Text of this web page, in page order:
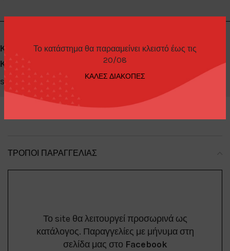
Το κατάστημα θα παρααμείνει κλειστό έως τις
20/08
ΚΑΛΕΣ ΔΙΑΚΟΠΕΣ
Κωδικός προϊόντος:97040-B
Κατηγορίες:
Diecast Cars 1/64 , Greenlight
Share:
ΤΡΌΠΟΙ ΠΑΡΑΓΓΕΛΊΑΣ
Το site θα λειτουργεί προσωρινά ως
κατάλογος. Παραγγελίες με μήνυμα στη
σελίδα μας στο Facebook